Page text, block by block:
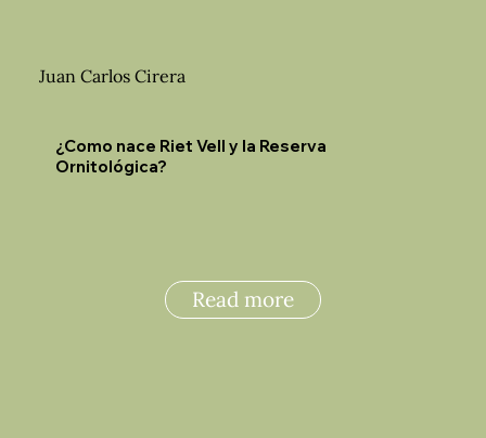
¿Como nace Riet Vell y la Reserva
Ornitológica?
Juan Carlos Cirera
Read more